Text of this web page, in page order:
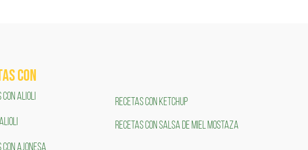
COn
ALIOLI
CON AJONESA
RECETAS CON KETCHUP
RECETAS CON SALSA DE MIEL MOSTAZA